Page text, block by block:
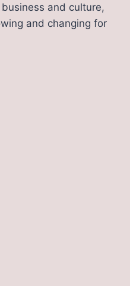
and culture,
and changing for